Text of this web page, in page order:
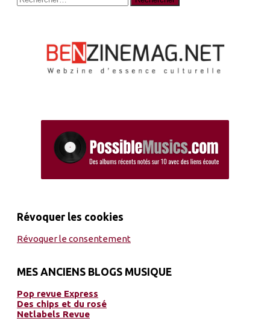
Révoquer les cookies
Révoquer le consentement
MES ANCIENS BLOGS MUSIQUE
Pop revue Express
Des chips et du rosé
Netlabels Revue